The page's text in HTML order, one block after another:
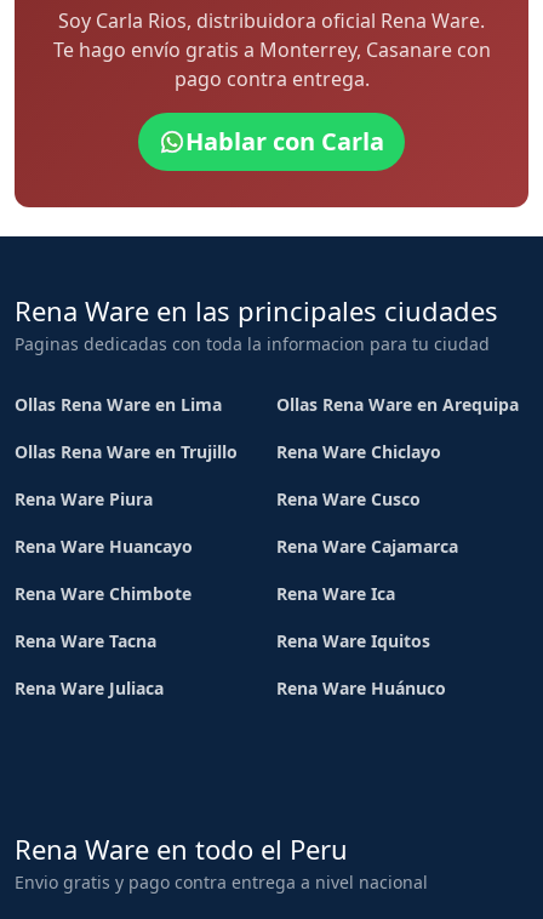
Soy Carla Rios, distribuidora oficial Rena Ware.
Te hago envío gratis a Monterrey, Casanare con
pago contra entrega.
Hablar con Carla
Rena Ware en las principales ciudades
Paginas dedicadas con toda la informacion para tu ciudad
Ollas Rena Ware en Lima Ollas Rena Ware en Arequipa
Ollas Rena Ware en Trujillo Rena Ware Chiclayo
Rena Ware Piura Rena Ware Cusco
Rena Ware Huancayo Rena Ware Cajamarca
Rena Ware Chimbote Rena Ware Ica
Rena Ware Tacna Rena Ware Iquitos
Rena Ware Juliaca Rena Ware Huánuco
Rena Ware en todo el Peru
Envio gratis y pago contra entrega a nivel nacional